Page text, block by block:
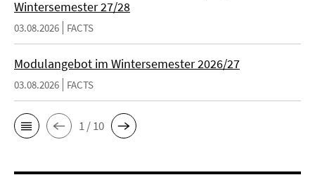
Wintersemester 27/28
03.08.2026 FACTS
Modulangebot im Wintersemester 2026/27
03.08.2026 FACTS
1 / 10